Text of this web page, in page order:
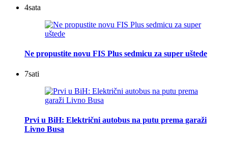
4sata
Ne propustite novu FIS Plus sedmicu za super uštede
7sati
Prvi u BiH: Električni autobus na putu prema garaži
Livno Busa